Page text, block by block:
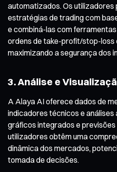
automatizados. Os utilizadores
estratégias de trading com
e combiná-las com
ordens de take-profit/stop-loss
maximizando a segurança dos
3. Análise e
A Alaya AI oferece dados de
indicadores técnicos e análises
gráficos integrados e previsões
utilizadores obtêm uma
dinâmica dos mercados,
tomada de decisões.